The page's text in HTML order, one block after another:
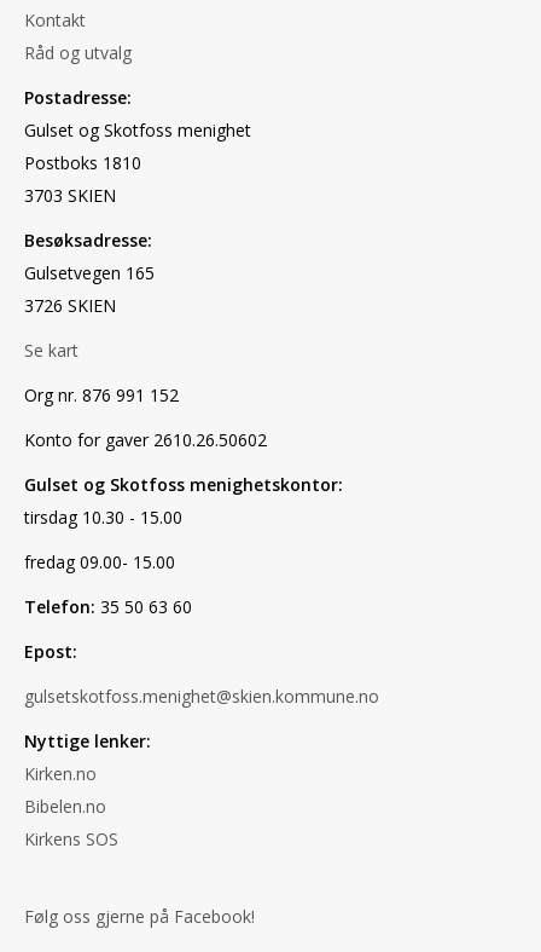
Kontakt
Råd og utvalg
Postadresse:
Gulset og Skotfoss menighet
Postboks 1810
3703 SKIEN
Besøksadresse:
Gulsetvegen 165
3726 SKIEN
Se kart
Org nr. 876 991 152
Konto for gaver 2610.26.50602
Gulset og Skotfoss menighetskontor:
tirsdag 10.30 - 15.00
fredag 09.00- 15.00
Telefon: 35 50 63 60
Epost:
gulsetskotfoss.menighet@skien.kommune.no
Nyttige lenker:
Kirken.no
Bibelen.no
Kirkens SOS
Følg oss gjerne på Facebook!